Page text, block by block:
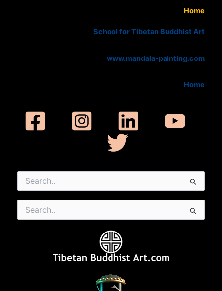
Home
School for Tibetan Buddhist Art
www.mandala-painting.com
Home
for:
for: